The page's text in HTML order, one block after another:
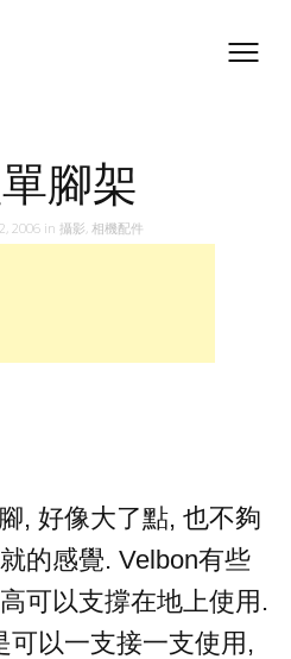
腳架
2006 in 攝影, 相機配件
, 好像大了點, 也不夠
的感覺. Velbon有些
可以支撐在地上使用.
可以一支接一支使用,